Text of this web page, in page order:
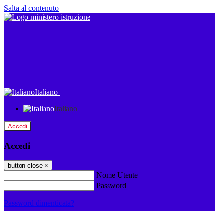
Salta al contenuto
Italiano
Italiano
Accedi
Accedi
button close ×
Nome Utente
Password
Password dimenticata?